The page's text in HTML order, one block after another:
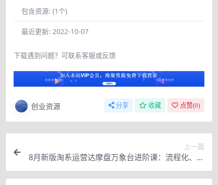
包含资源: (1个)
最近更新: 2022-10-07
下载遇到问题？可联系客服或反馈
创业资源 分享 收藏 点赞(0)
上一篇
8月新版淘系运营达摩盘万象台进阶课：流程化、简
单化操作快速起款